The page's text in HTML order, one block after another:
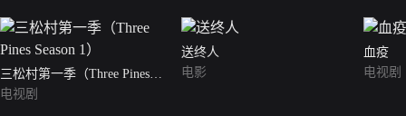
三松村第一季（Three Pines
Season 1）
电视剧
送终人
电影
血疫
电视剧